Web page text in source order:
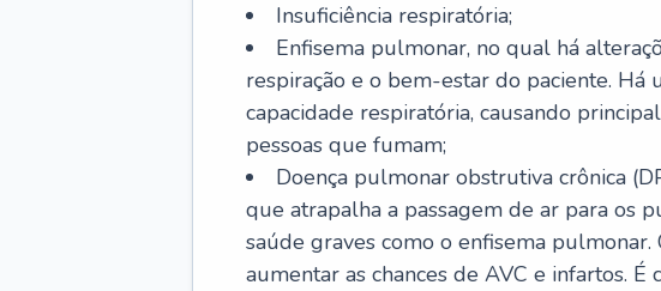
Insuficiência respiratória;
Enfisema pulmonar, no qual há
respiração e o bem-estar do paciente. Há
capacidade respiratória, causando
pessoas que fumam;
Doença pulmonar obstrutiva crônica
que atrapalha a passagem de ar para os
saúde graves como o enfisema pulmonar.
aumentar as chances de AVC e infartos.